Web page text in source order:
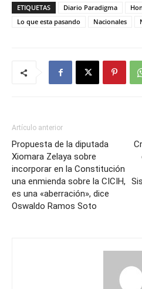
ETIQUETAS Diario Paradigma
Lo que esta pasando
Nacionales
Artículo anterior
Propuesta de la diputada
Xiomara Zelaya sobre
incorporar en la Constitución
una enmienda sobre la CICIH,
es una «aberración», dice
Oswaldo Ramos Soto